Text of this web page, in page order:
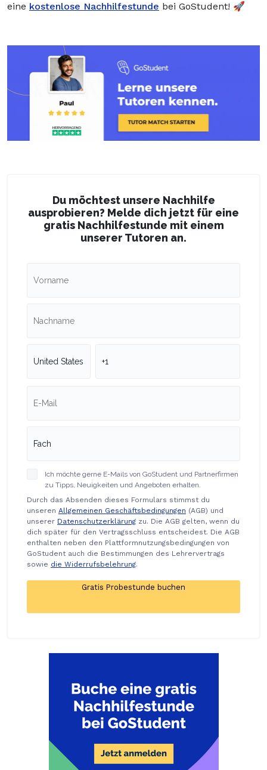
eine kostenlose Nachhilfestunde bei GoStudent! 🚀
Du möchtest unsere Nachhilfe
ausprobieren? Melde dich jetzt für eine
gratis Nachhilfestunde mit einem
unserer Tutoren an.
Ich möchte gerne E-Mails von GoStudent und Partnerfirmen
zu Tipps, Neuigkeiten und Angeboten erhalten.
Durch das Absenden dieses Formulars stimmst du
unseren Allgemeinen Geschäftsbedingungen (AGB) und
unserer Datenschutzerklärung zu. Die AGB gelten, wenn du
dich später für den Vertragsschluss entscheidest. Die AGB
enthalten neben den Plattformnutzungsbedingungen von
GoStudent auch die Bestimmungen des Lehrervertrags
sowie die Widerrufsbelehrung.